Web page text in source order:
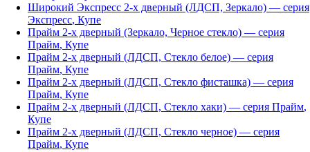
Широкий Экспресс 2-х дверный (ЛДСП, Зеркало) — серия
Экспресс, Купе
Прайм 2-х дверный (Зеркало, Черное стекло) — серия
Прайм, Купе
Прайм 2-х дверный (ЛДСП, Стекло белое) — серия
Прайм, Купе
Прайм 2-х дверный (ЛДСП, Стекло фисташка) — серия
Прайм, Купе
Прайм 2-х дверный (ЛДСП, Стекло хаки) — серия Прайм,
Купе
Прайм 2-х дверный (ЛДСП, Стекло черное) — серия
Прайм, Купе